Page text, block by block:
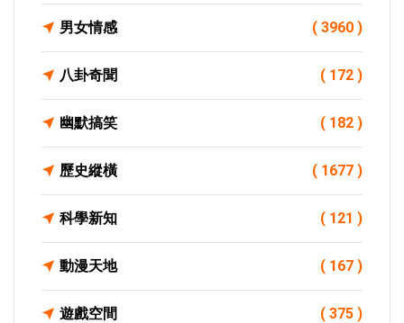
男女情感 ( 3960 )
八卦奇聞 ( 172 )
幽默搞笑 ( 182 )
歷史縱橫 ( 1677 )
科學新知 ( 121 )
動漫天地 ( 167 )
遊戲空間 ( 375 )